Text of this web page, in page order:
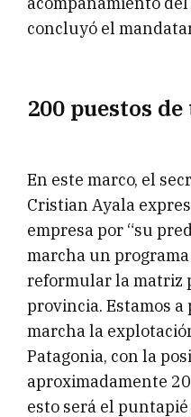
concluyó el
200 puestos
En este marco, el
Cristian Ayala
empresa por “su
marcha un
reformular la matriz
provincia. Estamos
marcha la
Patagonia, con la
aproximadamente
esto será el